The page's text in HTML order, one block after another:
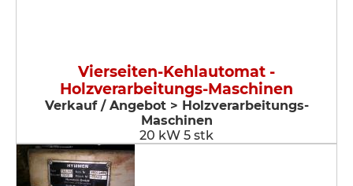
Vierseiten-Kehlautomat -
Holzverarbeitungs-Maschinen
Verkauf / Angebot > Holzverarbeitungs-
Maschinen
20 kW 5 stk